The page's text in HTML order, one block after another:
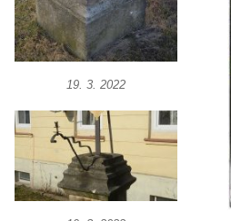
19. 3. 2022